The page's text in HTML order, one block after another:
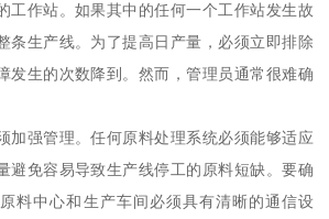
工作站。如果其中的任何一个工作站发生故
条生产线。为了提高日产量，必须立即排除
发生的次数降到。然而，管理员通常很难确
加强管理。任何原料处理系统必须能够适应
避免容易导致生产线停工的原料短缺。要确
料中心和生产车间必须具有清晰的通信设